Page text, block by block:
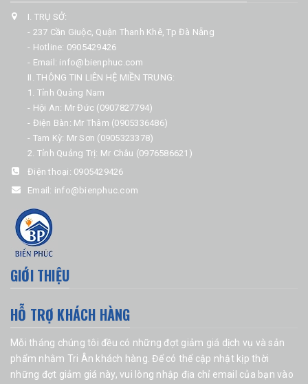
I. TRỤ SỞ:
- 237 Cần Giuộc, Quận Thanh Khê, Tp Đà Nẵng
- Hotline: 0905429426
- Email: info@bienphuc.com
II. THÔNG TIN LIÊN HỆ MIỀN TRUNG:
1. Tỉnh Quảng Nam
- Hội An: Mr Đức (0907827794)
- Điện Bàn: Mr Thâm (0905336486)
- Tam Kỳ: Mr Sơn (0905323378)
2. Tỉnh Quảng Trị: Mr Châu (0976586621)
Điện thoại: 0905429426
Email: info@bienphuc.com
GIỚI THIỆU
HỖ TRỢ KHÁCH HÀNG
Mỗi tháng chúng tôi đều có những đợt giảm giá dịch vụ và sản
phẩm nhằm Tri Ân khách hàng. Để có thể cập nhật kịp thời
những đợt giảm giá này, vui lòng nhập địa chỉ email của bạn vào